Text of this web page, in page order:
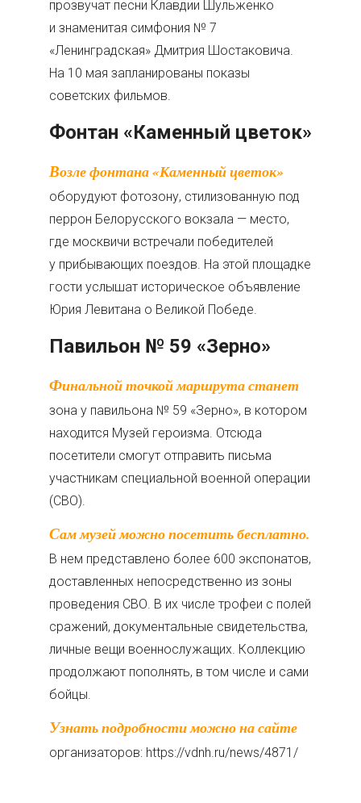
прозвучат песни Клавдии Шульженко
и знаменитая симфония № 7
«Ленинградская» Дмитрия Шостаковича.
На 10 мая запланированы показы
советских фильмов.
Фонтан «Каменный цветок»
Возле фонтана «Каменный цветок»
оборудуют фотозону, стилизованную под
перрон Белорусского вокзала — место,
где москвичи встречали победителей
у прибывающих поездов. На этой площадке
гости услышат историческое объявление
Юрия Левитана о Великой Победе.
Павильон № 59 «Зерно»
Финальной точкой маршрута станет
зона у павильона № 59 «Зерно», в котором
находится Музей героизма. Отсюда
посетители смогут отправить письма
участникам специальной военной операции
(СВО).
Сам музей можно посетить бесплатно.
В нем представлено более 600 экспонатов,
доставленных непосредственно из зоны
проведения СВО. В их числе трофеи с полей
сражений, документальные свидетельства,
личные вещи военнослужащих. Коллекцию
продолжают пополнять, в том числе и сами
бойцы.
Узнать подробности можно на сайте
организаторов: https://vdnh.ru/news/4871/